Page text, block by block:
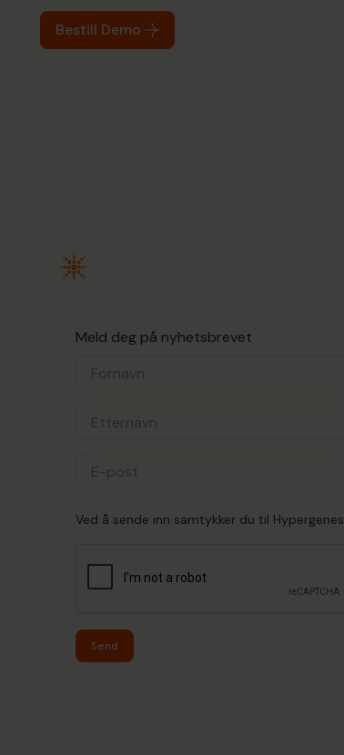
Bestill Demo
Meld deg på nyhetsbrevet
Ved å sende inn samtykker du til Hypergenes
Send